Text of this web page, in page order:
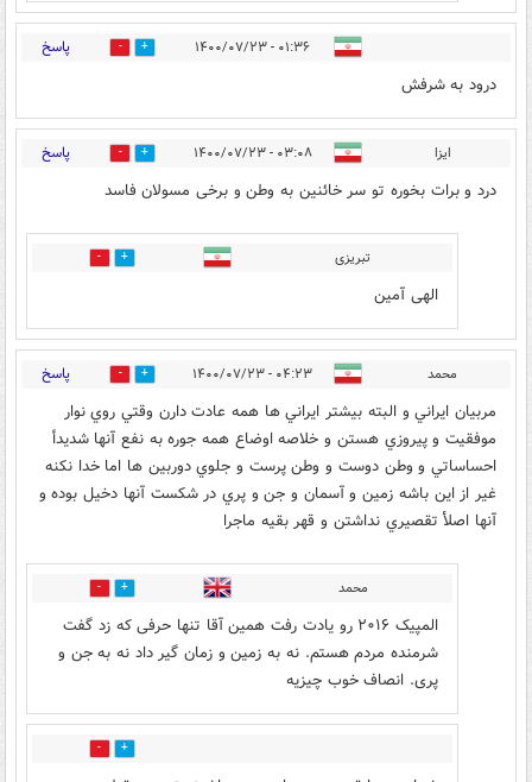
۰۱:۳۶ - ۱۴۰۰/۰۷/۲۳ 18 پاسخ
درود به شرفش
ایزا ۰۳:۰۸ - ۱۴۰۰/۰۷/۲۳ 24 پاسخ
درد و برات بخوره تو سر خائنین به وطن و برخی مسولان فاسد
تبریزی 0
الهی آمین
محمد ۰۴:۲۳ - ۱۴۰۰/۰۷/۲۳ 5 پاسخ
مربيان ايراني و البته بيشتر ايراني ها همه عادت دارن وقتي روي نوار
موفقيت و پيروزي هستن و خلاصه اوضاع همه جوره به نفع آنها شديدأ
احساساتي و وطن دوست و وطن پرست و جلوي دوربين ها اما خدا نكنه
غير از اين باشه زمين و آسمان و جن و پري در شكست آنها دخيل بوده و
آنها اصلأ تقصيري نداشتن و قهر بقيه ماجرا
محمد 19
المپیک ۲۰۱۶ رو یادت رفت همین آقا تنها حرفی که زد گفت
شرمنده مردم هستم. نه به زمین و زمان گیر داد نه به جن و
پری. انصاف خوب چیزیه
6